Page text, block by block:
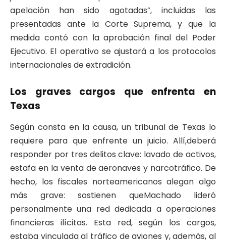
apelación han sido agotadas”, incluidas las
presentadas ante la Corte Suprema, y que la
medida contó con la aprobación final del Poder
Ejecutivo. El operativo se ajustará a los protocolos
internacionales de extradición.
Los graves cargos que enfrenta en
Texas
Según consta en la causa, un tribunal de Texas lo
requiere para que enfrente un juicio. Allí,deberá
responder por tres delitos clave: lavado de activos,
estafa en la venta de aeronaves y narcotráfico. De
hecho, los fiscales norteamericanos alegan algo
más grave: sostienen queMachado lideró
personalmente una red dedicada a operaciones
financieras ilícitas. Esta red, según los cargos,
estaba vinculada al tráfico de aviones y, además, al